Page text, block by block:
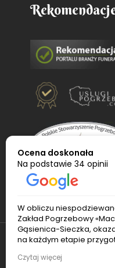
© 2022
Ocena doskonała
Na podstawie 34 opinii
W obliczu
Zakład Pogrzebowy
Gąsienica-Sieczka,
na każdym etapie
czuwał nad porządkiem
Czytaj więcej